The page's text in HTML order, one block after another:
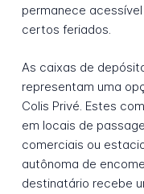
permanece
certos feriados.
As caixas de
representam uma
Colis Privé. Estes
em locais de
comerciais ou
autônoma de
destinatário recebe